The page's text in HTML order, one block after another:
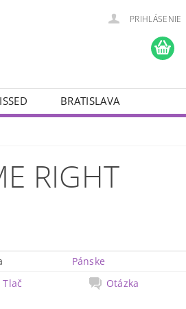
PRIHLÁSENIE
BRATISLAVA
RIGHT
Pánske
Tlač
Otázka